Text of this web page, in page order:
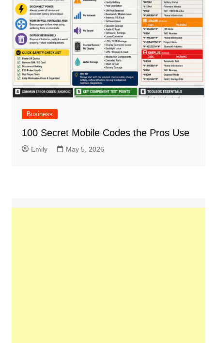
Business
100 Secret Mobile Codes the Pros Use
Emily May 5, 2026